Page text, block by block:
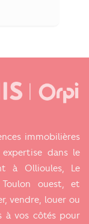
immobilières
dans le
à Ollioules, Le
Toulon ouest, et
vendre, louer ou
à vos côtés pour